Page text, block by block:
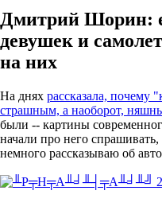
Дмитрий Шорин:
девушек и
на них
На днях рассказала, почему
страшным, а наоборот,
были -- картины
начали про него
немного рассказываю об